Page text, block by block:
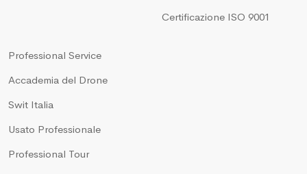
Certificazione ISO 9001
Professional Service
Accademia del Drone
Swit Italia
Usato Professionale
Professional Tour